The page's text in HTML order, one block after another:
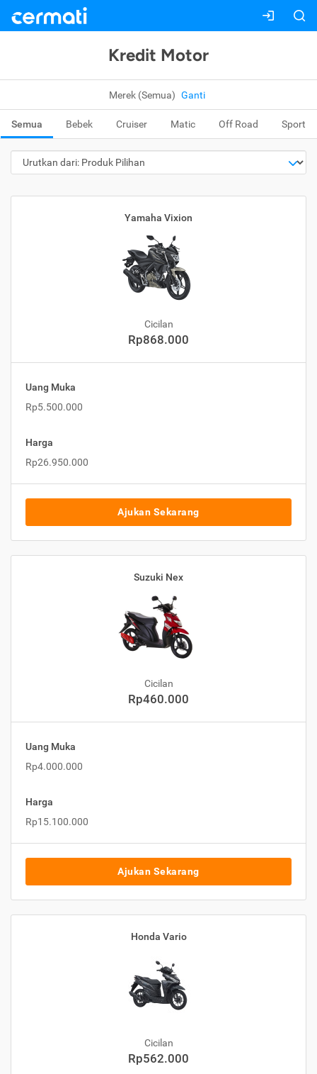
Kredit Motor
Merek (Semua) Ganti
Semua Bebek Cruiser Matic Off Road Sport
Yamaha Vixion
Cicilan
Rp868.000
Uang Muka
Rp5.500.000
Harga
Rp26.950.000
Ajukan Sekarang
Suzuki Nex
Cicilan
Rp460.000
Uang Muka
Rp4.000.000
Harga
Rp15.100.000
Ajukan Sekarang
Honda Vario
Cicilan
Rp562.000